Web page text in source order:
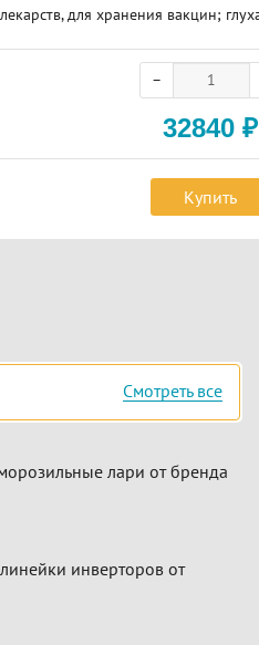
для хранения вакцин;
32840 ₽
Купить
Смотреть все
лари от бренда
инверторов от